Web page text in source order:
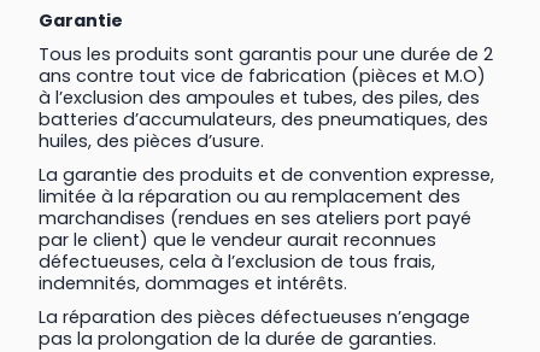
Garantie
Tous les produits sont garantis pour une durée de 2
ans contre tout vice de fabrication (pièces et M.O)
à l’exclusion des ampoules et tubes, des piles, des
batteries d’accumulateurs, des pneumatiques, des
huiles, des pièces d’usure.
La garantie des produits et de convention expresse,
limitée à la réparation ou au remplacement des
marchandises (rendues en ses ateliers port payé
par le client) que le vendeur aurait reconnues
défectueuses, cela à l’exclusion de tous frais,
indemnités, dommages et intérêts.
La réparation des pièces défectueuses n’engage
pas la prolongation de la durée de garanties.